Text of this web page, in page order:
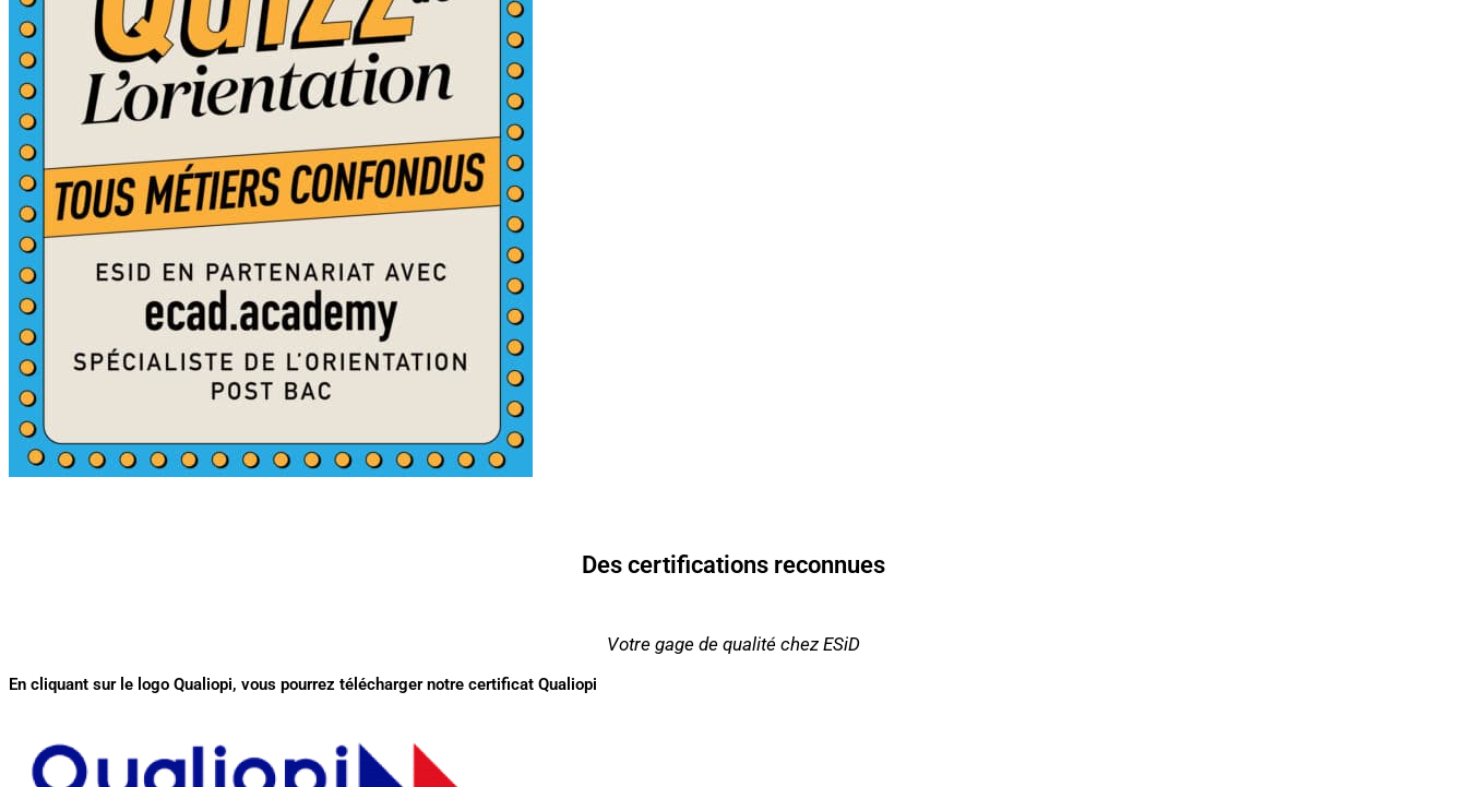
Des certifications reconnues
Votre gage de qualité chez ESiD
En cliquant sur le logo Qualiopi, vous pourrez télécharger notre certificat Qualiopi